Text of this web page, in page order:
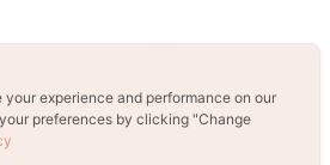
your experience and performance on our
preferences by clicking "Change